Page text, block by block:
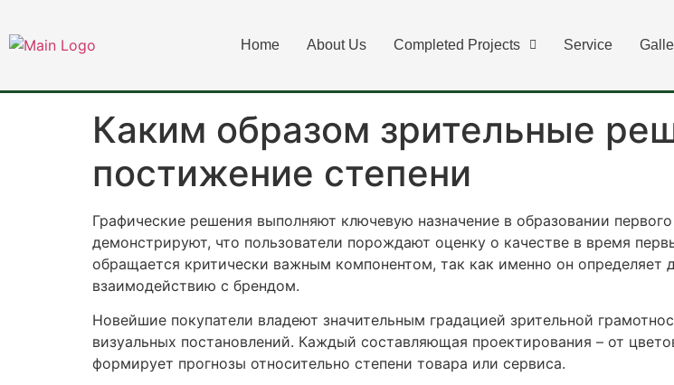
Home About Us Completed Projects Service
Каким образом зрительные
Каким образом зрительные
постижение степени
Графические решения выполняют ключевую назначение в образовании
демонстрируют, что пользователи порождают оценку о качестве в время
обращается критически важным компонентом, так как именно он определяет
взаимодействию с брендом.
Новейшие покупатели владеют значительным градацией зрительной
визуальных постановлений. Каждый составляющая проектирования – от
формирует прогнозы относительно степени товара или сервиса.